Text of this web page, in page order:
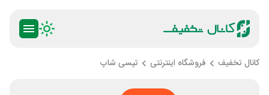
کانال تخفیف فروشگاه اینترنتی تپسی شاپ